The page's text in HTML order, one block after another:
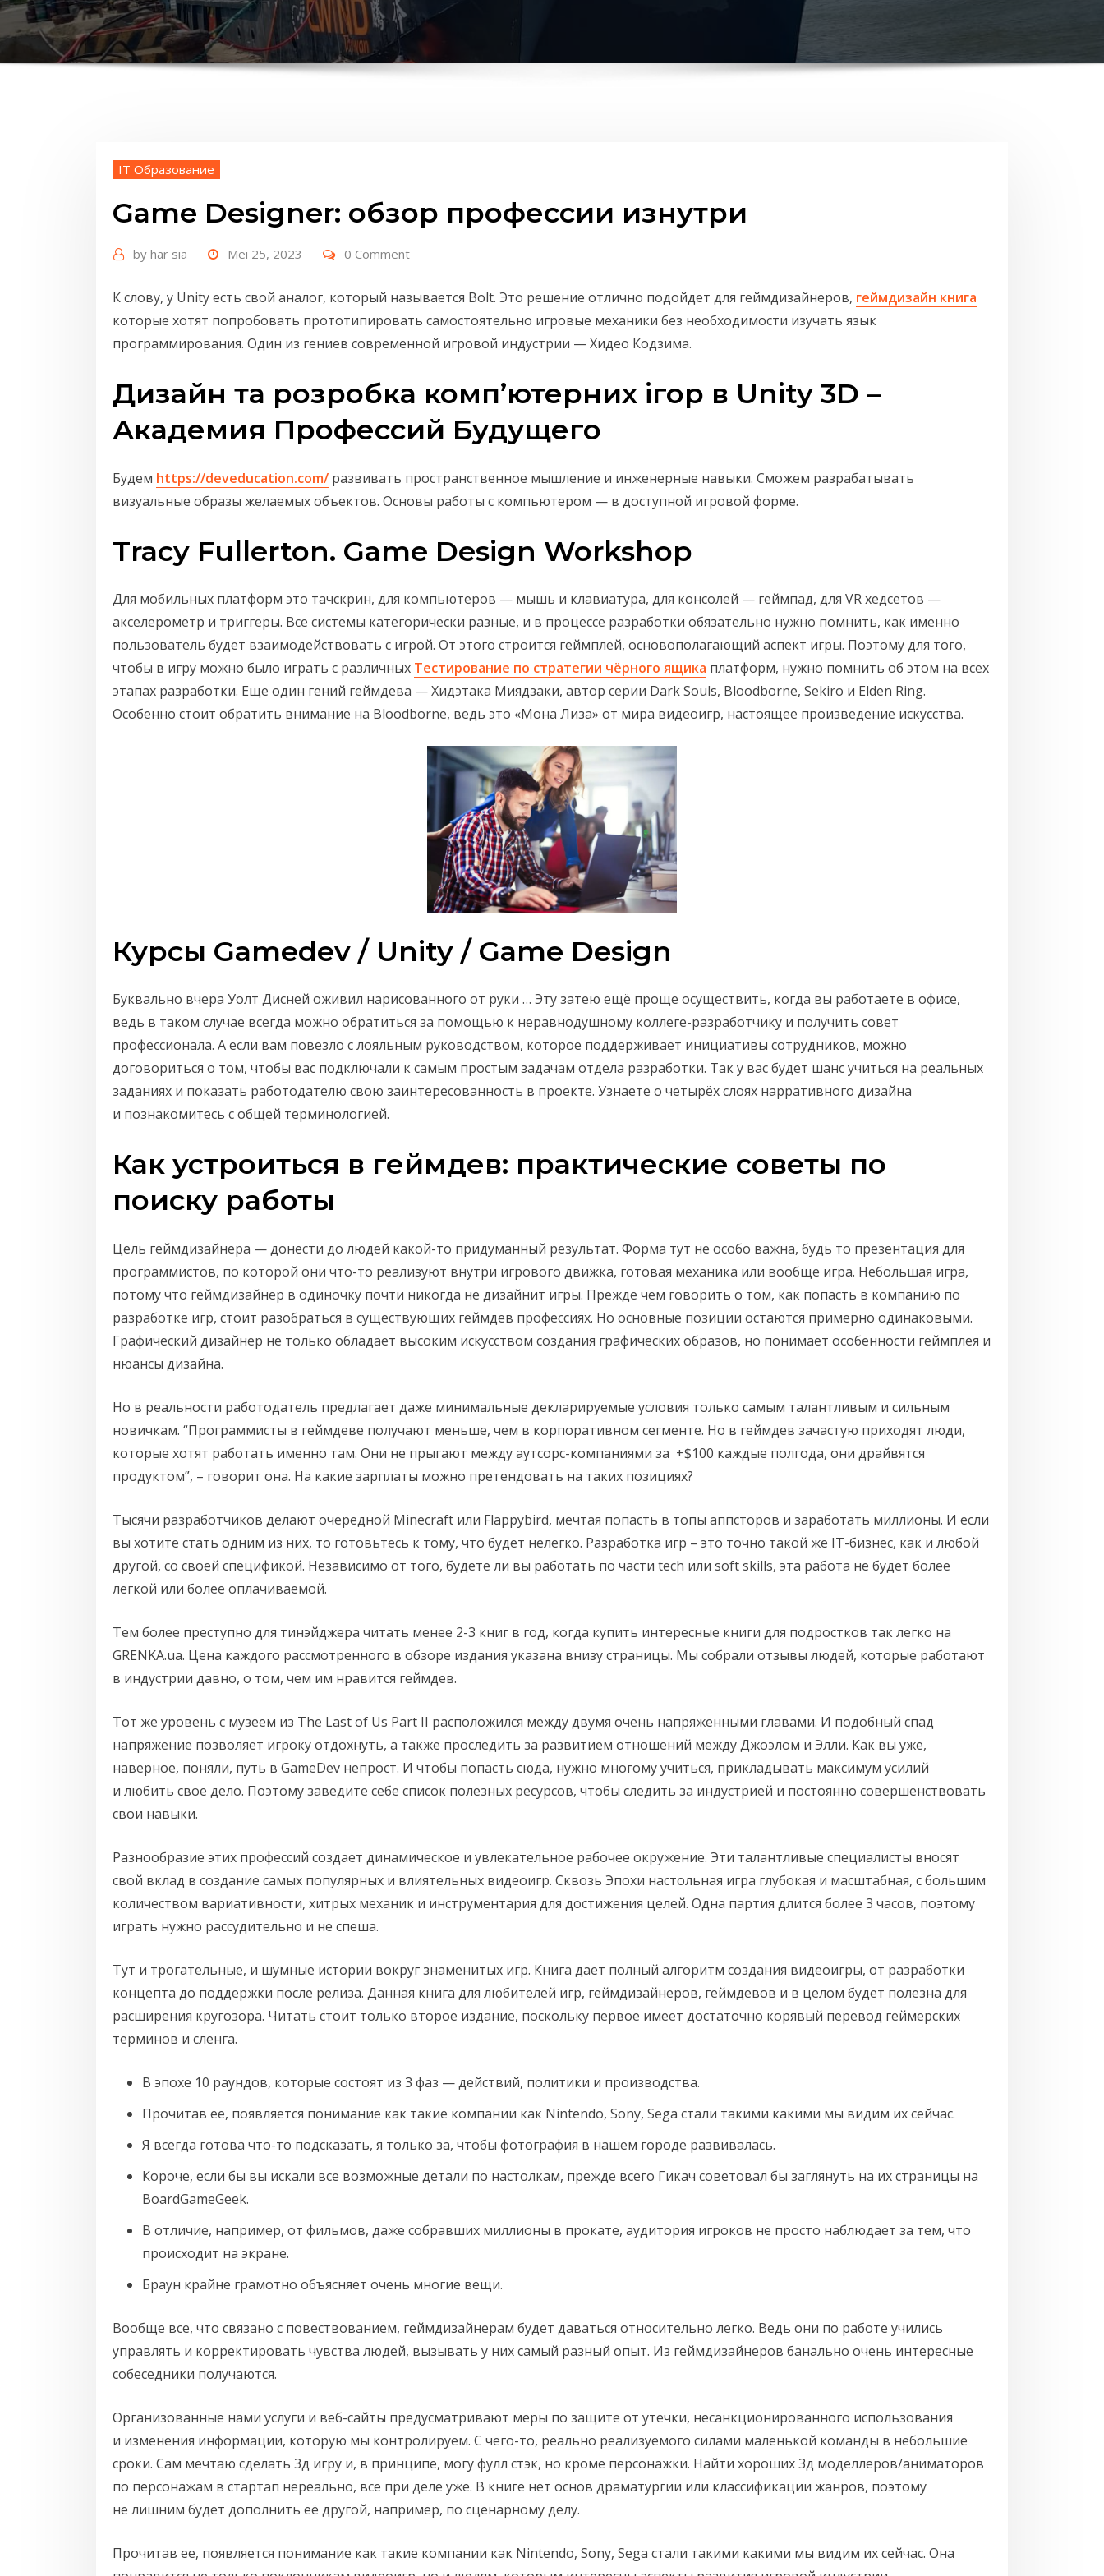
IT Образование
Game Designer: обзор профессии изнутри
by har sia Mei 25, 2023 0 Comment
К слову, у Unity есть свой аналог, который называется Bolt. Это решение отлично подойдет для геймдизайнеров, геймдизайн книга
которые хотят попробовать прототипировать самостоятельно игровые механики без необходимости изучать язык
программирования. Один из гениев современной игровой индустрии — Хидео Кодзима.
Дизайн та розробка комп’ютерних ігор в Unity 3D –
Академия Профессий Будущего
Будем https://deveducation.com/ развивать пространственное мышление и инженерные навыки. Сможем разрабатывать
визуальные образы желаемых объектов. Основы работы с компьютером — в доступной игровой форме.
Tracy Fullerton. Game Design Workshop
Для мобильных платформ это тачскрин, для компьютеров — мышь и клавиатура, для консолей — геймпад, для VR хедсетов —
акселерометр и триггеры. Все системы категорически разные, и в процессе разработки обязательно нужно помнить, как именно
пользователь будет взаимодействовать с игрой. От этого строится геймплей, основополагающий аспект игры. Поэтому для того,
чтобы в игру можно было играть с различных Тестирование по стратегии чёрного ящика платформ, нужно помнить об этом на всех
этапах разработки. Еще один гений геймдева — Хидэтака Миядзаки, автор серии Dark Souls, Bloodborne, Sekiro и Elden Ring.
Особенно стоит обратить внимание на Bloodborne, ведь это «Мона Лиза» от мира видеоигр, настоящее произведение искусства.
Курсы Gamedev / Unity / Game Design
Буквально вчера Уолт Дисней оживил нарисованного от руки … Эту затею ещё проще осуществить, когда вы работаете в офисе,
ведь в таком случае всегда можно обратиться за помощью к неравнодушному коллеге-разработчику и получить совет
профессионала. А если вам повезло с лояльным руководством, которое поддерживает инициативы сотрудников, можно
договориться о том, чтобы вас подключали к самым простым задачам отдела разработки. Так у вас будет шанс учиться на реальных
заданиях и показать работодателю свою заинтересованность в проекте. Узнаете о четырёх слоях нарративного дизайна
и познакомитесь с общей терминологией.
Как устроиться в геймдев: практические советы по
поиску работы
Цель геймдизайнера — донести до людей какой-то придуманный результат. Форма тут не особо важна, будь то презентация для
программистов, по которой они что-то реализуют внутри игрового движка, готовая механика или вообще игра. Небольшая игра,
потому что геймдизайнер в одиночку почти никогда не дизайнит игры. Прежде чем говорить о том, как попасть в компанию по
разработке игр, стоит разобраться в существующих геймдев профессиях. Но основные позиции остаются примерно одинаковыми.
Графический дизайнер не только обладает высоким искусством создания графических образов, но понимает особенности геймплея и
нюансы дизайна.
Но в реальности работодатель предлагает даже минимальные декларируемые условия только самым талантливым и сильным
новичкам. “Программисты в геймдеве получают меньше, чем в корпоративном сегменте. Но в геймдев зачастую приходят люди,
которые хотят работать именно там. Они не прыгают между аутсорс-компаниями за +$100 каждые полгода, они драйвятся
продуктом”, – говорит она. На какие зарплаты можно претендовать на таких позициях?
Тысячи разработчиков делают очередной Minecraft или Flappybird, мечтая попасть в топы аппсторов и заработать миллионы. И если
вы хотите стать одним из них, то готовьтесь к тому, что будет нелегко. Разработка игр – это точно такой же IT-бизнес, как и любой
другой, со своей спецификой. Независимо от того, будете ли вы работать по части tech или soft skills, эта работа не будет более
легкой или более оплачиваемой.
Тем более преступно для тинэйджера читать менее 2-3 книг в год, когда купить интересные книги для подростков так легко на
GRENKA.ua. Цена каждого рассмотренного в обзоре издания указана внизу страницы. Мы собрали отзывы людей, которые работают
в индустрии давно, о том, чем им нравится геймдев.
Тот же уровень с музеем из The Last of Us Part II расположился между двумя очень напряженными главами. И подобный спад
напряжение позволяет игроку отдохнуть, а также проследить за развитием отношений между Джоэлом и Элли. Как вы уже,
наверное, поняли, путь в GameDev непрост. И чтобы попасть сюда, нужно многому учиться, прикладывать максимум усилий
и любить свое дело. Поэтому заведите себе список полезных ресурсов, чтобы следить за индустрией и постоянно совершенствовать
свои навыки.
Разнообразие этих профессий создает динамическое и увлекательное рабочее окружение. Эти талантливые специалисты вносят
свой вклад в создание самых популярных и влиятельных видеоигр. Сквозь Эпохи настольная игра глубокая и масштабная, с большим
количеством вариативности, хитрых механик и инструментария для достижения целей. Одна партия длится более 3 часов, поэтому
играть нужно рассудительно и не спеша.
Тут и трогательные, и шумные истории вокруг знаменитых игр. Книга дает полный алгоритм создания видеоигры, от разработки
концепта до поддержки после релиза. Данная книга для любителей игр, геймдизайнеров, геймдевов и в целом будет полезна для
расширения кругозора. Читать стоит только второе издание, поскольку первое имеет достаточно корявый перевод геймерских
терминов и сленга.
В эпохе 10 раундов, которые состоят из 3 фаз — действий, политики и производства.
Прочитав ее, появляется понимание как такие компании как Nintendo, Sony, Sega стали такими какими мы видим их сейчас.
Я всегда готова что-то подсказать, я только за, чтобы фотография в нашем городе развивалась.
Короче, если бы вы искали все возможные детали по настолкам, прежде всего Гикач советовал бы заглянуть на их страницы на
BoardGameGeek.
В отличие, например, от фильмов, даже собравших миллионы в прокате, аудитория игроков не просто наблюдает за тем, что
происходит на экране.
Браун крайне грамотно объясняет очень многие вещи.
Вообще все, что связано с повествованием, геймдизайнерам будет даваться относительно легко. Ведь они по работе учились
управлять и корректировать чувства людей, вызывать у них самый разный опыт. Из геймдизайнеров банально очень интересные
собеседники получаются.
Организованные нами услуги и веб-сайты предусматривают меры по защите от утечки, несанкционированного использования
и изменения информации, которую мы контролируем. С чего-то, реально реализуемого силами маленькой команды в небольшие
сроки. Сам мечтаю сделать 3д игру и, в принципе, могу фулл стэк, но кроме персонажки. Найти хороших 3д моделлеров/аниматоров
по персонажам в стартап нереально, все при деле уже. В книге нет основ драматургии или классификации жанров, поэтому
не лишним будет дополнить её другой, например, по сценарному делу.
Прочитав ее, появляется понимание как такие компании как Nintendo, Sony, Sega стали такими какими мы видим их сейчас. Она